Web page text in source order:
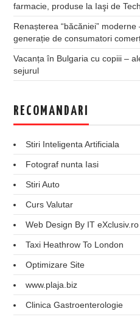
farmacie, produse la Iaşi de
Renașterea “băcăniei”
generație de consumatori
Vacanța în Bulgaria cu copiii –
sejurul
RECOMANDARI
Stiri Inteligenta Artificiala
Fotograf nunta Iasi
Stiri Auto
Curs Valutar
Web Design By IT eXclusiv.ro
Taxi Heathrow To London
Optimizare Site
www.plaja.biz
Clinica Gastroenterologie